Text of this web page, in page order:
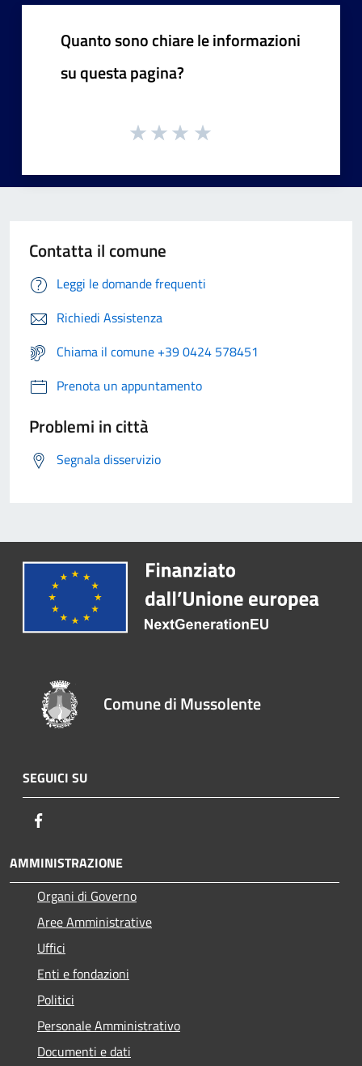
Quanto sono chiare le informazioni
su questa pagina?
Contatta il comune
Leggi le domande frequenti
Richiedi Assistenza
Chiama il comune +39 0424 578451
Prenota un appuntamento
Problemi in città
Segnala disservizio
Comune di Mussolente
SEGUICI SU
AMMINISTRAZIONE
Organi di Governo
Aree Amministrative
Uffici
Enti e fondazioni
Politici
Personale Amministrativo
Documenti e dati